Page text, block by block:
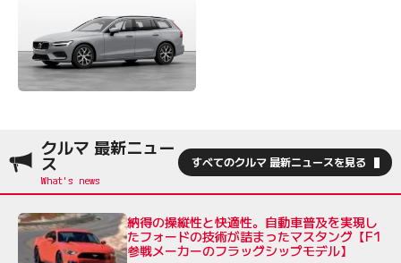
クルマ 最新ニュー
ス すべてのクルマ 最新ニュースを見る
納得の操縦性と快適性。自動車普及を実現し
たフォードの技術が詰まったマスタング【F1
参戦メーカーのフラッグシップモデル】